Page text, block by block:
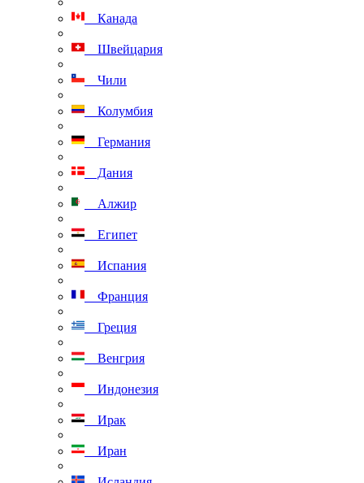
Канада
Швейцария
Чили
Колумбия
Германия
Дания
Алжир
Египет
Испания
Франция
Греция
Венгрия
Индонезия
Ирак
Иран